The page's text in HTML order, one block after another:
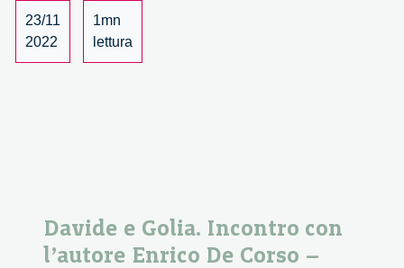
23/11
2022
1mn
lettura
Davide e Golia. Incontro con
l’autore Enrico De Corso –